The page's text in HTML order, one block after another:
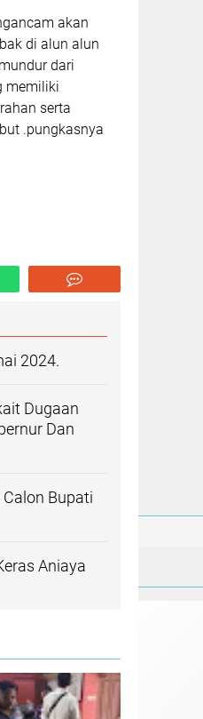
akan
di alun alun
dari
memiliki
serta
.pungkasnya
2024.
Dugaan
Dan
Bupati
Aniaya